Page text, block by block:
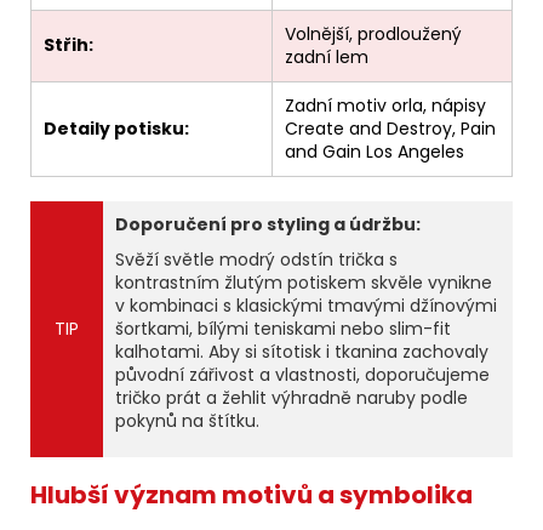
Střih:
Volnější, prodloužený
zadní lem
Detaily potisku:
Zadní motiv orla, nápisy
Create and Destroy, Pain
and Gain Los Angeles
TIP
Doporučení pro styling a údržbu:
Svěží světle modrý odstín trička s
kontrastním žlutým potiskem skvěle vynikne
v kombinaci s klasickými tmavými džínovými
šortkami, bílými teniskami nebo slim-fit
kalhotami. Aby si sítotisk i tkanina zachovaly
původní zářivost a vlastnosti, doporučujeme
tričko prát a žehlit výhradně naruby podle
pokynů na štítku.
Hlubší význam motivů a symbolika